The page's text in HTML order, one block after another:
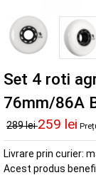
Set 4 roti
76mm/86A
289 lei259 lei
Livrare prin curier:
Acest produs